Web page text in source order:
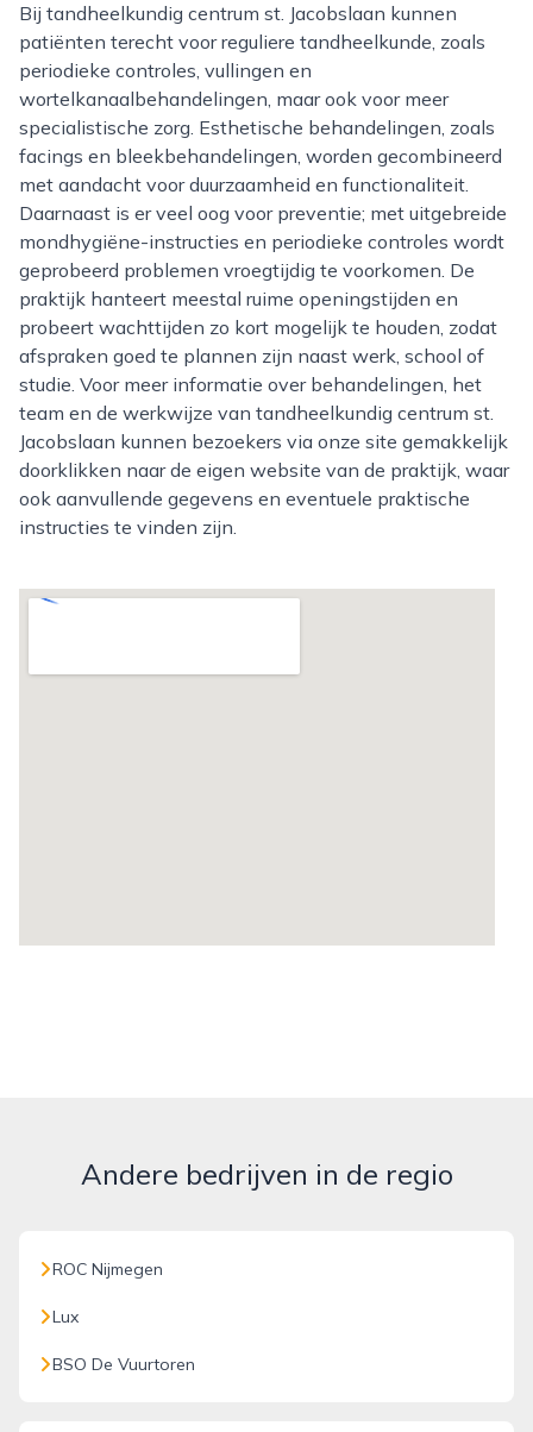
Bij tandheelkundig centrum st. Jacobslaan kunnen
patiënten terecht voor reguliere tandheelkunde, zoals
periodieke controles, vullingen en
wortelkanaalbehandelingen, maar ook voor meer
specialistische zorg. Esthetische behandelingen, zoals
facings en bleekbehandelingen, worden gecombineerd
met aandacht voor duurzaamheid en functionaliteit.
Daarnaast is er veel oog voor preventie; met uitgebreide
mondhygiëne-instructies en periodieke controles wordt
geprobeerd problemen vroegtijdig te voorkomen. De
praktijk hanteert meestal ruime openingstijden en
probeert wachttijden zo kort mogelijk te houden, zodat
afspraken goed te plannen zijn naast werk, school of
studie. Voor meer informatie over behandelingen, het
team en de werkwijze van tandheelkundig centrum st.
Jacobslaan kunnen bezoekers via onze site gemakkelijk
doorklikken naar de eigen website van de praktijk, waar
ook aanvullende gegevens en eventuele praktische
instructies te vinden zijn.
Andere bedrijven in de regio
ROC Nijmegen
Lux
BSO De Vuurtoren